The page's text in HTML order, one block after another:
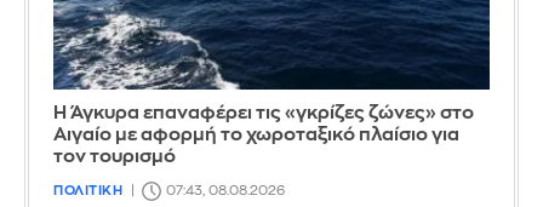
Η Άγκυρα επαναφέρει τις «γκρίζες ζώνες» στο
Αιγαίο με αφορμή το χωροταξικό πλαίσιο για
τον τουρισμό
ΠΟΛΙΤΙΚΗ 07:43, 08.08.2026